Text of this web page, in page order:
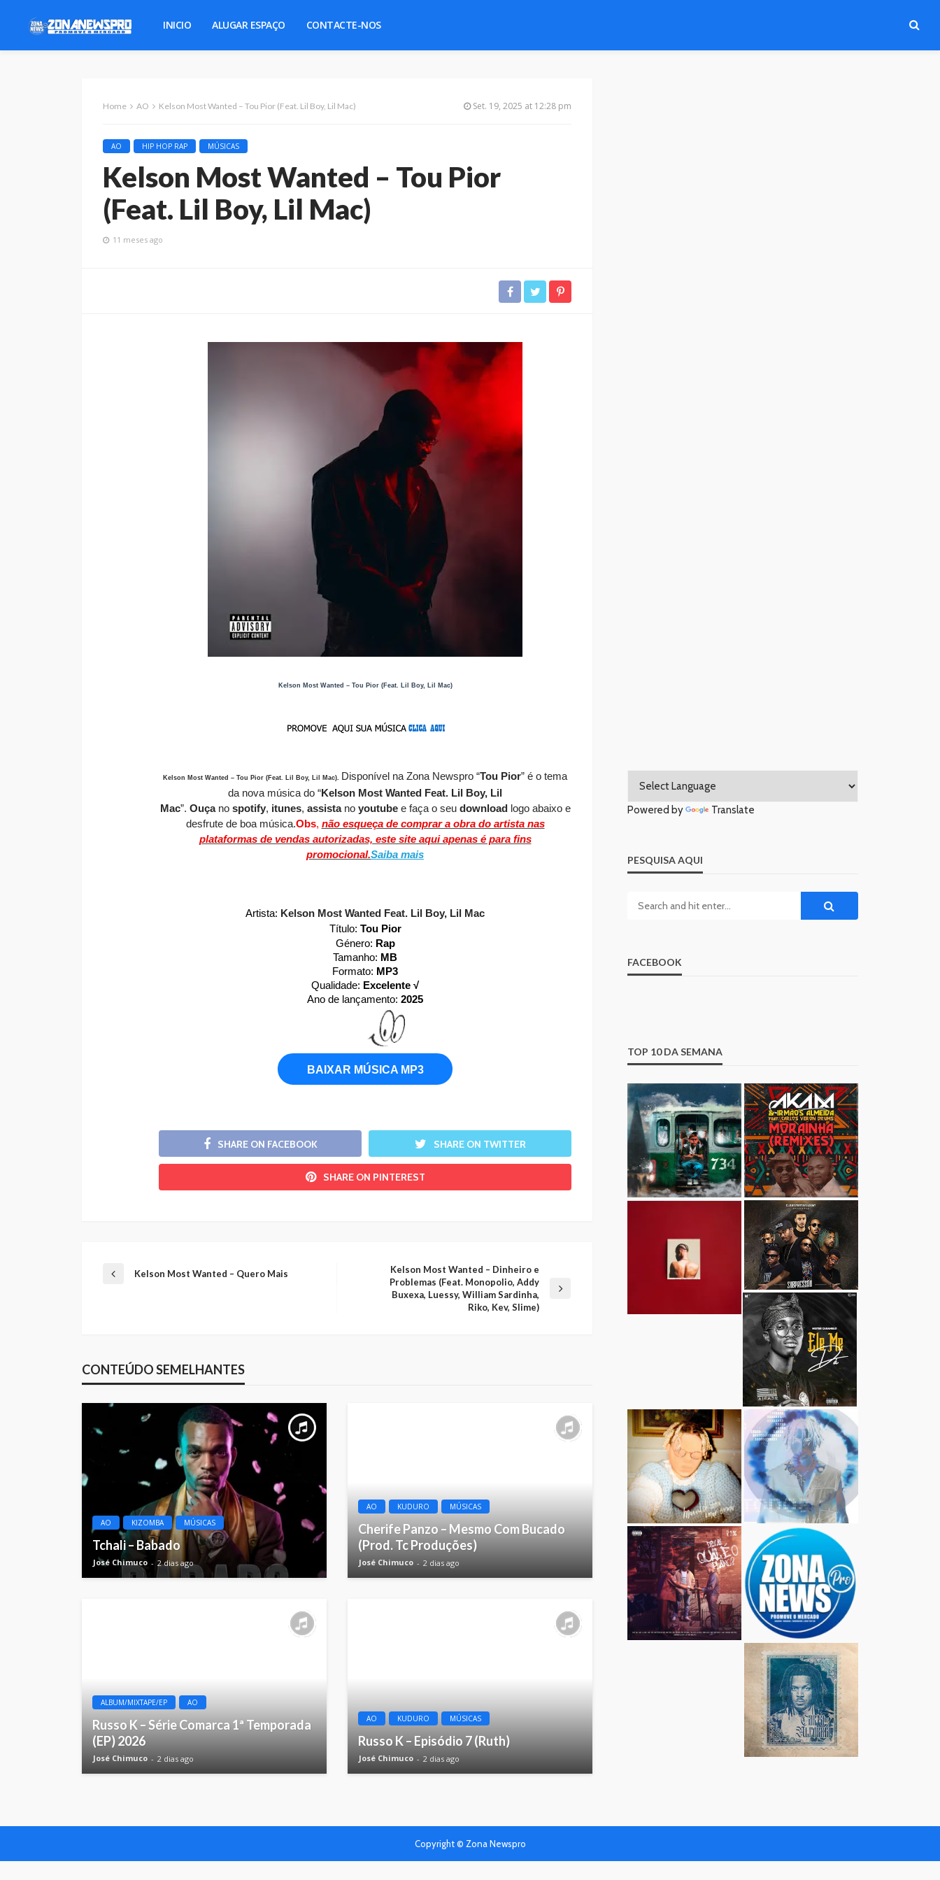
INICIO ALUGAR ESPAÇO CONTACTE-NOS
Home AO Kelson Most Wanted – Tou Pior (Feat. Lil Boy, Lil Mac) Set. 19, 2025 at 12:28 pm
AO HIP HOP RAP MÚSICAS
Kelson Most Wanted – Tou Pior
(Feat. Lil Boy, Lil Mac)
11 meses ago
Kelson Most Wanted – Tou Pior (Feat. Lil Boy, Lil Mac)
Kelson Most Wanted – Tou Pior (Feat. Lil Boy, Lil Mac). Disponível na Zona Newspro “Tou Pior” é o tema
da nova música do “Kelson Most Wanted Feat. Lil Boy, Lil
Mac”. Ouçano spotify, itunes, assistano youtube e faça o seu downloadlogo abaixo e
desfrute de boa música.Obs, não esqueça de comprar a obra do artista nas
plataformas de vendas autorizadas, este site aqui apenas é para fins
promocional.Saiba mais
Artista: Kelson Most Wanted Feat. Lil Boy, Lil Mac
Título: Tou Pior
Género: Rap
Tamanho: MB
Formato: MP3
Qualidade: Excelente √
Ano de lançamento: 2025
BAIXAR MÚSICA MP3
SHARE ON FACEBOOK SHARE ON TWITTER
SHARE ON PINTEREST
Kelson Most Wanted – Quero Mais
Kelson Most Wanted – Dinheiro e
Problemas (Feat. Monopolio, Addy
Buxexa, Luessy, William Sardinha,
Riko, Kev, Slime)
CONTEÚDO SEMELHANTES
AO KIZOMBA MÚSICAS
Tchali – Babado
José Chimuco 2 dias ago
AO KUDURO MÚSICAS
Cherife Panzo – Mesmo Com Bucado
(Prod. Tc Produções)
José Chimuco 2 dias ago
ALBUM/MIXTAPE/EP AO
Russo K – Série Comarca 1ª Temporada
(EP) 2026
José Chimuco 2 dias ago
AO KUDURO MÚSICAS
Russo K – Episódio 7 (Ruth)
José Chimuco 2 dias ago
Powered by Translate
PESQUISA AQUI
FACEBOOK
TOP 10 DA SEMANA
Copyright © Zona Newspro